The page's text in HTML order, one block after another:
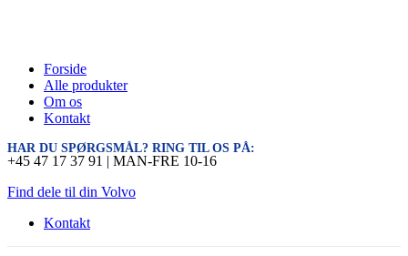
Forside
Alle produkter
Om os
Kontakt
HAR DU SPØRGSMÅL? RING TIL OS PÅ:
+45 47 17 37 91 | MAN-FRE 10-16
Find dele til din Volvo
Kontakt